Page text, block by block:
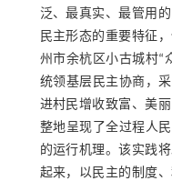
泛、最真实、最管用
民主形态的重要特征
州市余杭区小古城村“
统领基层民主协商，
进村民增收致富、美
整地呈现了全过程人
的运行机理。该实践
起来，以民主的制度